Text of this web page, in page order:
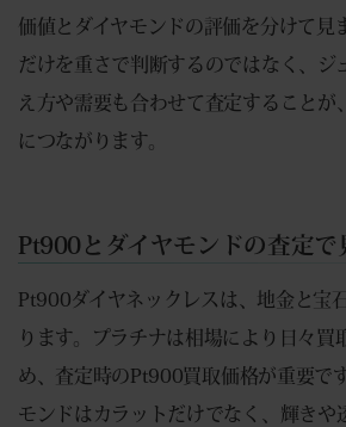
価値とダイヤモンドの評価を分けて見
だけを重さで判断するのではなく、ジ
え方や需要も合わせて査定することが
につながります。
Pt900とダイヤモンドの査定で
Pt900ダイヤネックレスは、地金と宝
ります。プラチナは相場により日々買
め、査定時のPt900買取価格が重要で
モンドはカラットだけでなく、輝きや